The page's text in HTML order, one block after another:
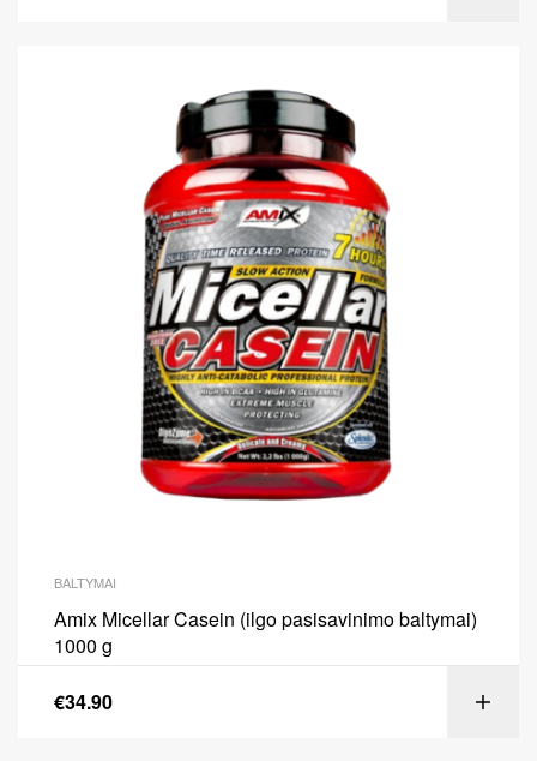
BALTYMAI
Amix Micellar Casein (ilgo pasisavinimo baltymai)
1000 g
€34.90